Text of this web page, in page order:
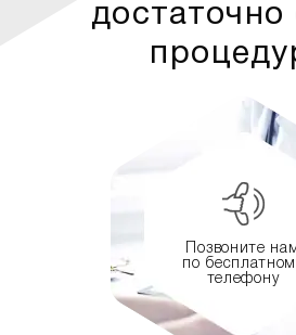
достаточно
Позвоните нам
по
телефону